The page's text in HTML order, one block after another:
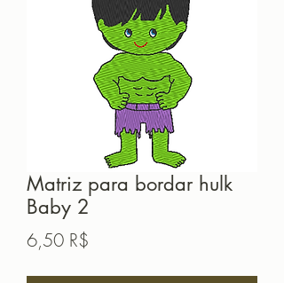
Matriz para bordar hulk
Baby 2
6,50 R$